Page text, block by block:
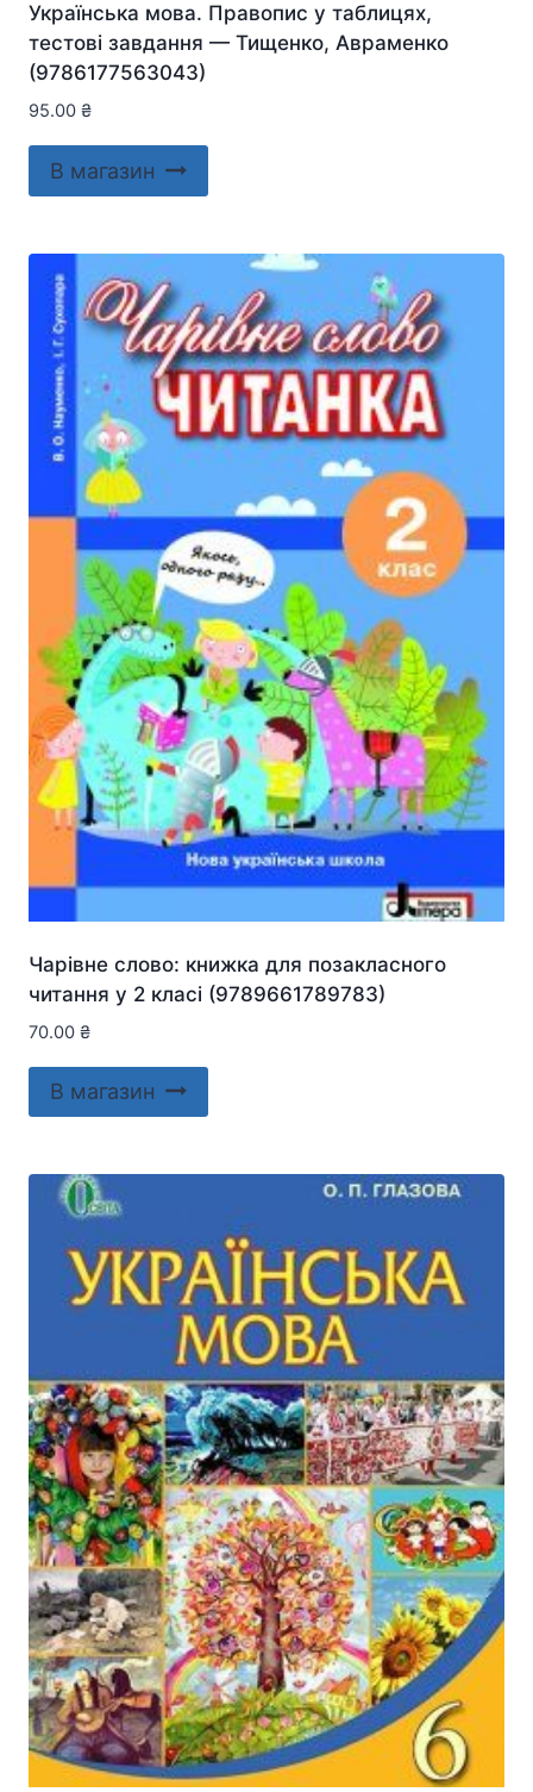
Українська мова. Правопис у таблицях,
тестові завдання — Тищенко, Авраменко
(9786177563043)
95.00 ₴
В магазин
Чарівне слово: книжка для позакласного
читання у 2 класі (9789661789783)
70.00 ₴
В магазин